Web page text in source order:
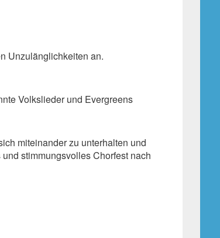
Unzulänglichkeiten an.
Volkslieder und Evergreens
miteinander zu unterhalten und
stimmungsvolles Chorfest nach